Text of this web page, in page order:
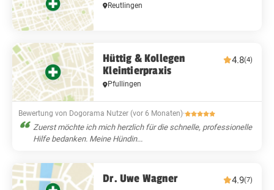
Reutlingen
Hüttig & Kollegen
Kleintierpraxis
4.8(4)
Pfullingen
Bewertung von Dogorama Nutzer (vor 6 Monaten)·
Zuerst möchte ich mich herzlich für die schnelle, professionelle
Hilfe bedanken. Meine Hündin...
Dr. Uwe Wagner 4.9(7)